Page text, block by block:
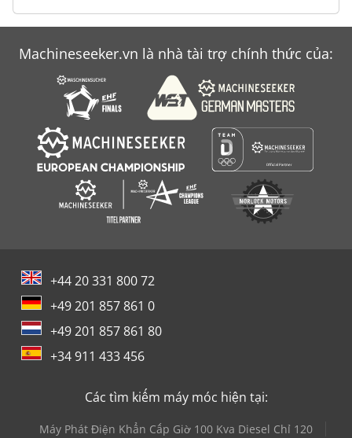
Machineseeker.vn là nhà tài trợ chính thức của:
+44 20 331 800 72
+49 201 857 861 0
+49 201 857 861 80
+34 911 433 456
Các tìm kiếm máy móc hiện tại:
Máy Phát Điện Khẩn Cấp Giờ 100 Kva Diesel Chỉ 120